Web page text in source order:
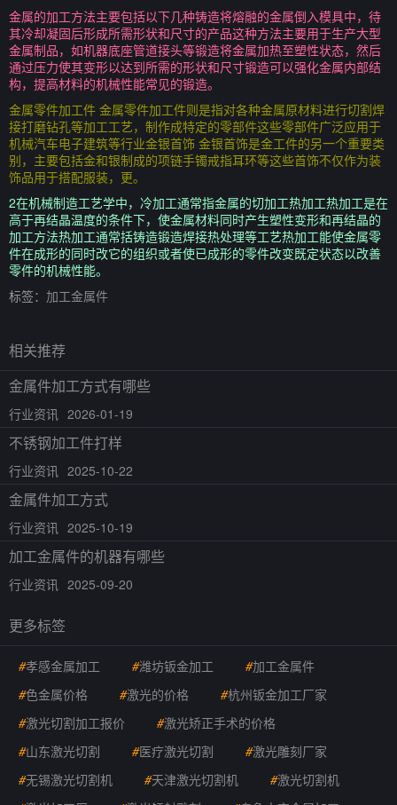
金属的加工方法主要包括以下几种铸造将熔融的金属倒入模具中，待
其冷却凝固后形成所需形状和尺寸的产品这种方法主要用于生产大型
金属制品，如机器底座管道接头等锻造将金属加热至塑性状态，然后
通过压力使其变形以达到所需的形状和尺寸锻造可以强化金属内部结
构，提高材料的机械性能常见的锻造。
金属零件加工件 金属零件加工件则是指对各种金属原材料进行切割焊
接打磨钻孔等加工工艺，制作成特定的零部件这些零部件广泛应用于
机械汽车电子建筑等行业金银首饰 金银首饰是金工件的另一个重要类
别，主要包括金和银制成的项链手镯戒指耳环等这些首饰不仅作为装
饰品用于搭配服装，更。
2在机械制造工艺学中，冷加工通常指金属的切加工热加工热加工是在
高于再结晶温度的条件下，使金属材料同时产生塑性变形和再结晶的
加工方法热加工通常括铸造锻造焊接热处理等工艺热加工能使金属零
件在成形的同时改它的组织或者使已成形的零件改变既定状态以改善
零件的机械性能。
标签： 加工金属件
相关推荐
金属件加工方式有哪些
行业资讯 2026-01-19
不锈钢加工件打样
行业资讯 2025-10-22
金属件加工方式
行业资讯 2025-10-19
加工金属件的机器有哪些
行业资讯 2025-09-20
更多标签
#孝感金属加工 #潍坊钣金加工 #加工金属件
#色金属价格 #激光的价格 #杭州钣金加工厂家
#激光切割加工报价 #激光矫正手术的价格
#山东激光切割 #医疗激光切割 #激光雕刻厂家
#无锡激光切割机 #天津激光切割机 #激光切割机